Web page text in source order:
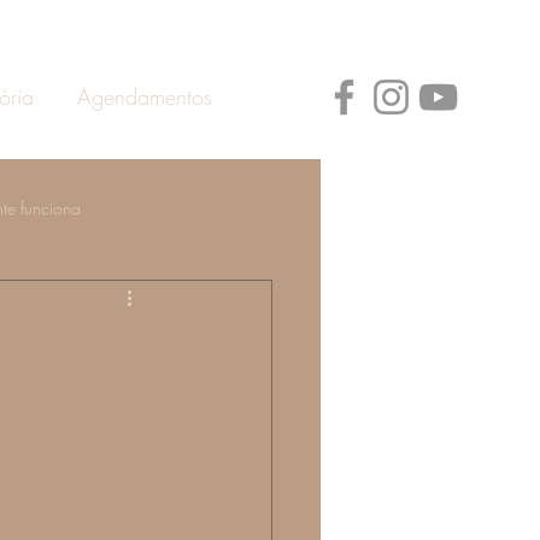
Agendamentos
funciona
Prevenção de Doenças